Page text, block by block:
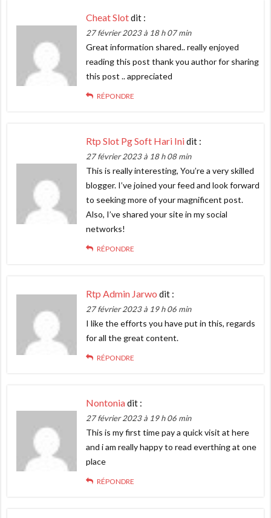
Cheat Slotdit :
27 février 2023 à 18 h 07 min
Great information shared.. really enjoyed
reading this post thank you author for sharing
this post .. appreciated
RÉPONDRE
Rtp Slot Pg Soft Hari Inidit :
27 février 2023 à 18 h 08 min
This is really interesting, You’re a very skilled
blogger. I’ve joined your feed and look forward
to seeking more of your magnificent post.
Also, I’ve shared your site in my social
networks!
RÉPONDRE
Rtp Admin Jarwo dit :
27 février 2023 à 19 h 06 min
I like the efforts you have put in this, regards
for all the great content.
RÉPONDRE
Nontoniadit :
27 février 2023 à 19 h 06 min
This is my first time pay a quick visit at here
and i am really happy to read everthing at one
place
RÉPONDRE